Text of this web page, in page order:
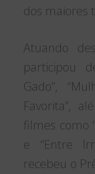
dos maiores
Atuando
participou
Gado”,
Favorita”,
filmes como
e “Entre
recebeu o